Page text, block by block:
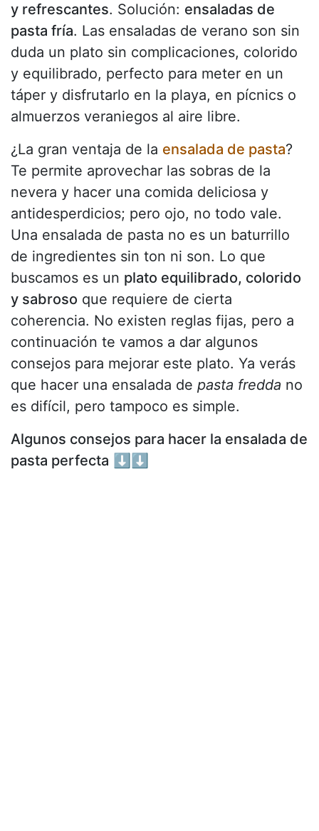
y refrescantes. Solución: ensaladas de
pasta fría. Las ensaladas de verano son sin
duda un plato sin complicaciones, colorido
y equilibrado, perfecto para meter en un
táper y disfrutarlo en la playa, en pícnics o
almuerzos veraniegos al aire libre.
¿La gran ventaja de la ensalada de pasta?
Te permite aprovechar las sobras de la
nevera y hacer una comida deliciosa y
antidesperdicios; pero ojo, no todo vale.
Una ensalada de pasta no es un baturrillo
de ingredientes sin ton ni son. Lo que
buscamos es un plato equilibrado, colorido
y sabroso que requiere de cierta
coherencia. No existen reglas fijas, pero a
continuación te vamos a dar algunos
consejos para mejorar este plato. Ya verás
que hacer una ensalada de pasta fredda no
es difícil, pero tampoco es simple.
Algunos consejos para hacer la ensalada de
pasta perfecta ⬇⬇